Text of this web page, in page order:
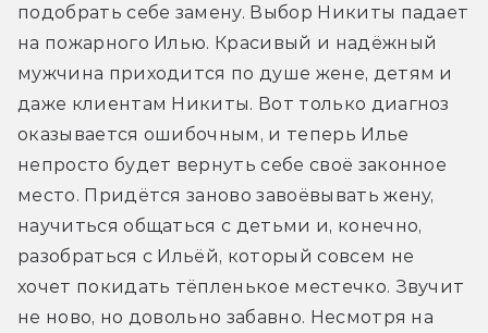
подобрать себе замену. Выбор Никиты падает
на пожарного Илью. Красивый и надёжный
мужчина приходится по душе жене, детям и
даже клиентам Никиты. Вот только диагноз
оказывается ошибочным, и теперь Илье
непросто будет вернуть себе своё законное
место. Придётся заново завоёвывать жену,
научиться общаться с детьми и, конечно,
разобраться с Ильёй, который совсем не
хочет покидать тёпленькое местечко. Звучит
не ново, но довольно забавно. Несмотря на